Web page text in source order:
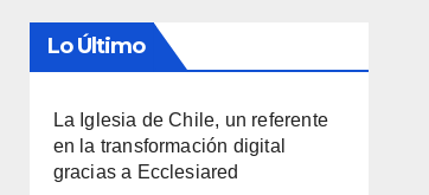
Lo Último
La Iglesia de Chile, un referente
en la transformación digital
gracias a Ecclesiared